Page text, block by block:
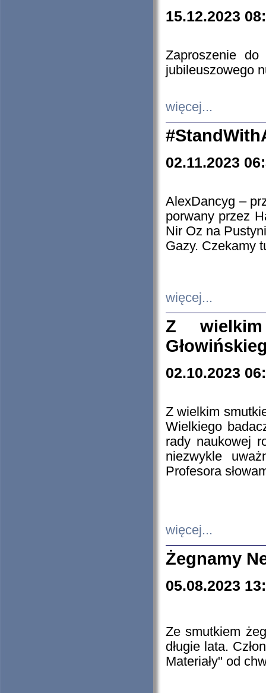
15.12.2023
Zaproszenie do
jubileuszowego
więcej...
02.11.2023
AlexDancyg –
porwany przez
Nir Oz na
Gazy. Czekamy
więcej...
Z
02.10.2023
Z wielkim
Wielkiego
rady naukowej
niezwykle
Profesora
więcej...
Żegnamy
05.08.2023
Ze smutkiem
długie lata.
Materiały" od